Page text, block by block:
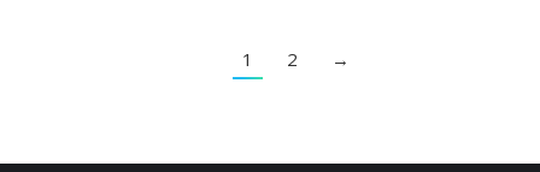
1 2 →